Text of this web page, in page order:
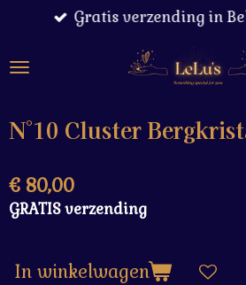
naar
Gratis verzending in
N°10 Cluster
€ 80,00
GRATIS verzending
In winkelwagen